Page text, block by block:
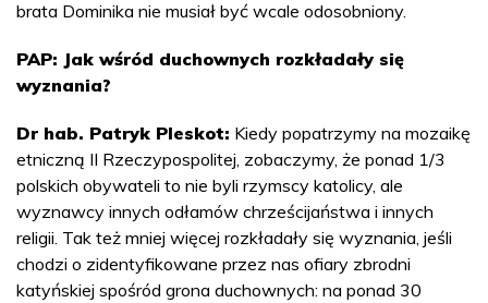
brata Dominika nie musiał być wcale odosobniony.
PAP: Jak wśród duchownych rozkładały się
wyznania?
Dr hab. Patryk Pleskot: Kiedy popatrzymy na mozaikę
etniczną II Rzeczypospolitej, zobaczymy, że ponad 1/3
polskich obywateli to nie byli rzymscy katolicy, ale
wyznawcy innych odłamów chrześcijaństwa i innych
religii. Tak też mniej więcej rozkładały się wyznania, jeśli
chodzi o zidentyfikowane przez nas ofiary zbrodni
katyńskiej spośród grona duchownych: na ponad 30